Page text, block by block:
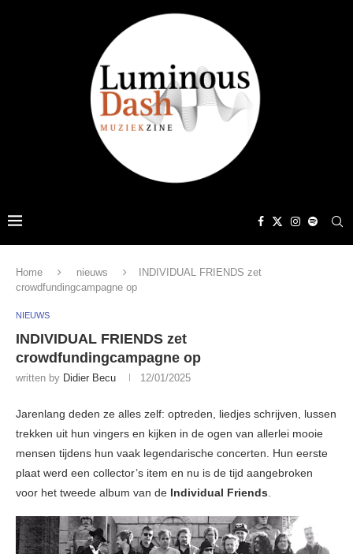
Home nieuws
INDIVIDUAL FRIENDS zet
crowdfundingcampagne op
NIEUWS
INDIVIDUAL FRIENDS zet
crowdfundingcampagne op
written by Didier Becu 12/01/2025
Jarenlang deden ze alles zelf: optreden, liedjes schrijven, lussen
trekken uit hun vingers en kijken in de ogen van allerlei mooie
mensen tijdens hun vaak legendarische concerten. Hun eerste
plaat werd een collector’s item en nu is de tijd aangebroken
voor het tweede album van de Individual Friends.